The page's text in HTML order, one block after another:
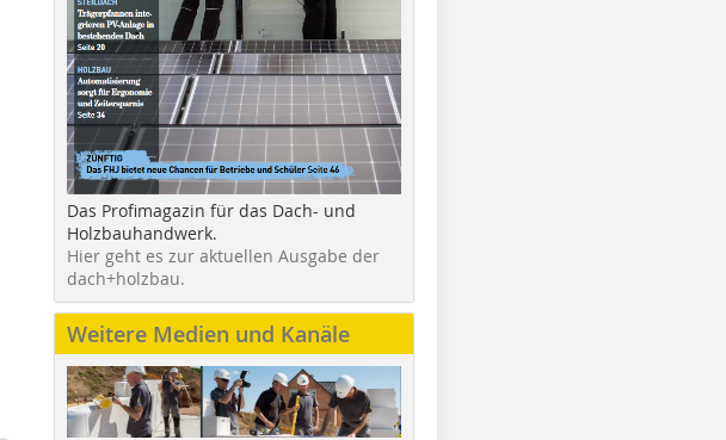
Das Profimagazin für das Dach- und
Holzbauhandwerk.
Hier geht es zur aktuellen Ausgabe der
dach+holzbau.
Weitere Medien und Kanäle